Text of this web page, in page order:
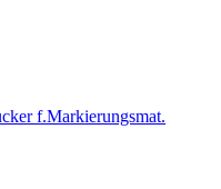
f.Markierungsmat.